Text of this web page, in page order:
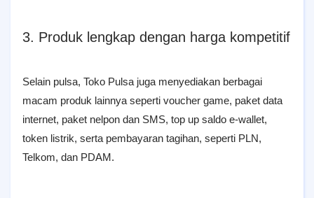
3. Produk lengkap dengan harga kompetitif
Selain pulsa, Toko Pulsa juga menyediakan berbagai
macam produk lainnya seperti voucher game, paket data
internet, paket nelpon dan SMS, top up saldo e-wallet,
token listrik, serta pembayaran tagihan, seperti PLN,
Telkom, dan PDAM.